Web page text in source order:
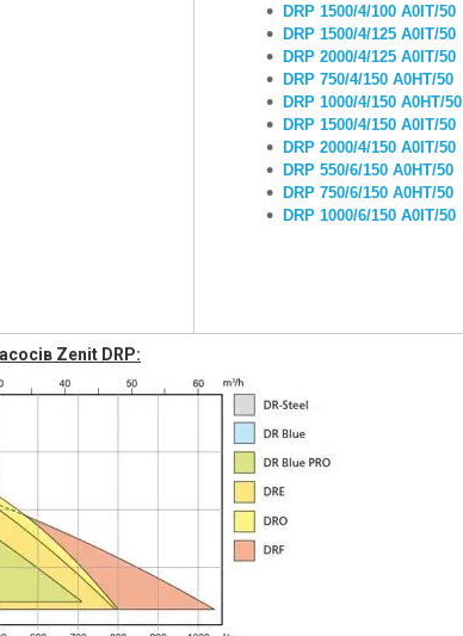
DRP 1500/4/100 A0IT/50
DRP 1500/4/125 A0IT/50
DRP 2000/4/125 A0IT/50
DRP 750/4/150 A0HT/50
DRP 1000/4/150 A0HT/50
DRP 1500/4/150 A0IT/50
DRP 2000/4/150 A0IT/50
DRP 550/6/150 A0HT/50
DRP 750/6/150 A0HT/50
DRP 1000/6/150 A0IT/50
Zenit DRP: